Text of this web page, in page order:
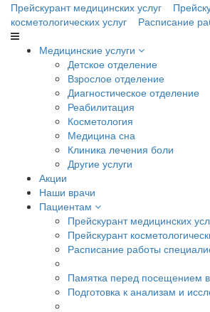
Прейскурант медицинских услуг
косметологических услуг
Расписание
Медицинские услуги
Детское отделение
Взрослое отделение
Диагностическое отделение
Реабилитация
Косметология
Медицина сна
Клиника лечения боли
Другие услуги
Акции
Наши врачи
Пациентам
Прейскурант медицинских
Прейскурант
Расписание работы
Памятка перед посещением
Подготовка к анализам и